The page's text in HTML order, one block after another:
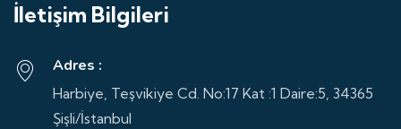
İletişim Bilgileri
Adres :
Harbiye, Teşvikiye Cd. No:17 Kat :1 Daire:5, 34365
Şişli/İstanbul